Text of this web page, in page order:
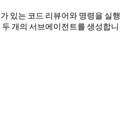
있는 코드 리뷰어와 명령을 실행
개의 서브에이전트를 생성합니